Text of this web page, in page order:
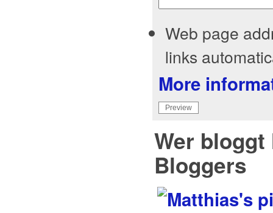
Web page
links
More
Wer
Bloggers